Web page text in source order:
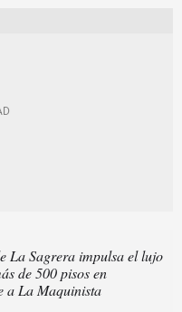
La Sagrera impulsa el lujo
de 500 pisos en
a La Maquinista